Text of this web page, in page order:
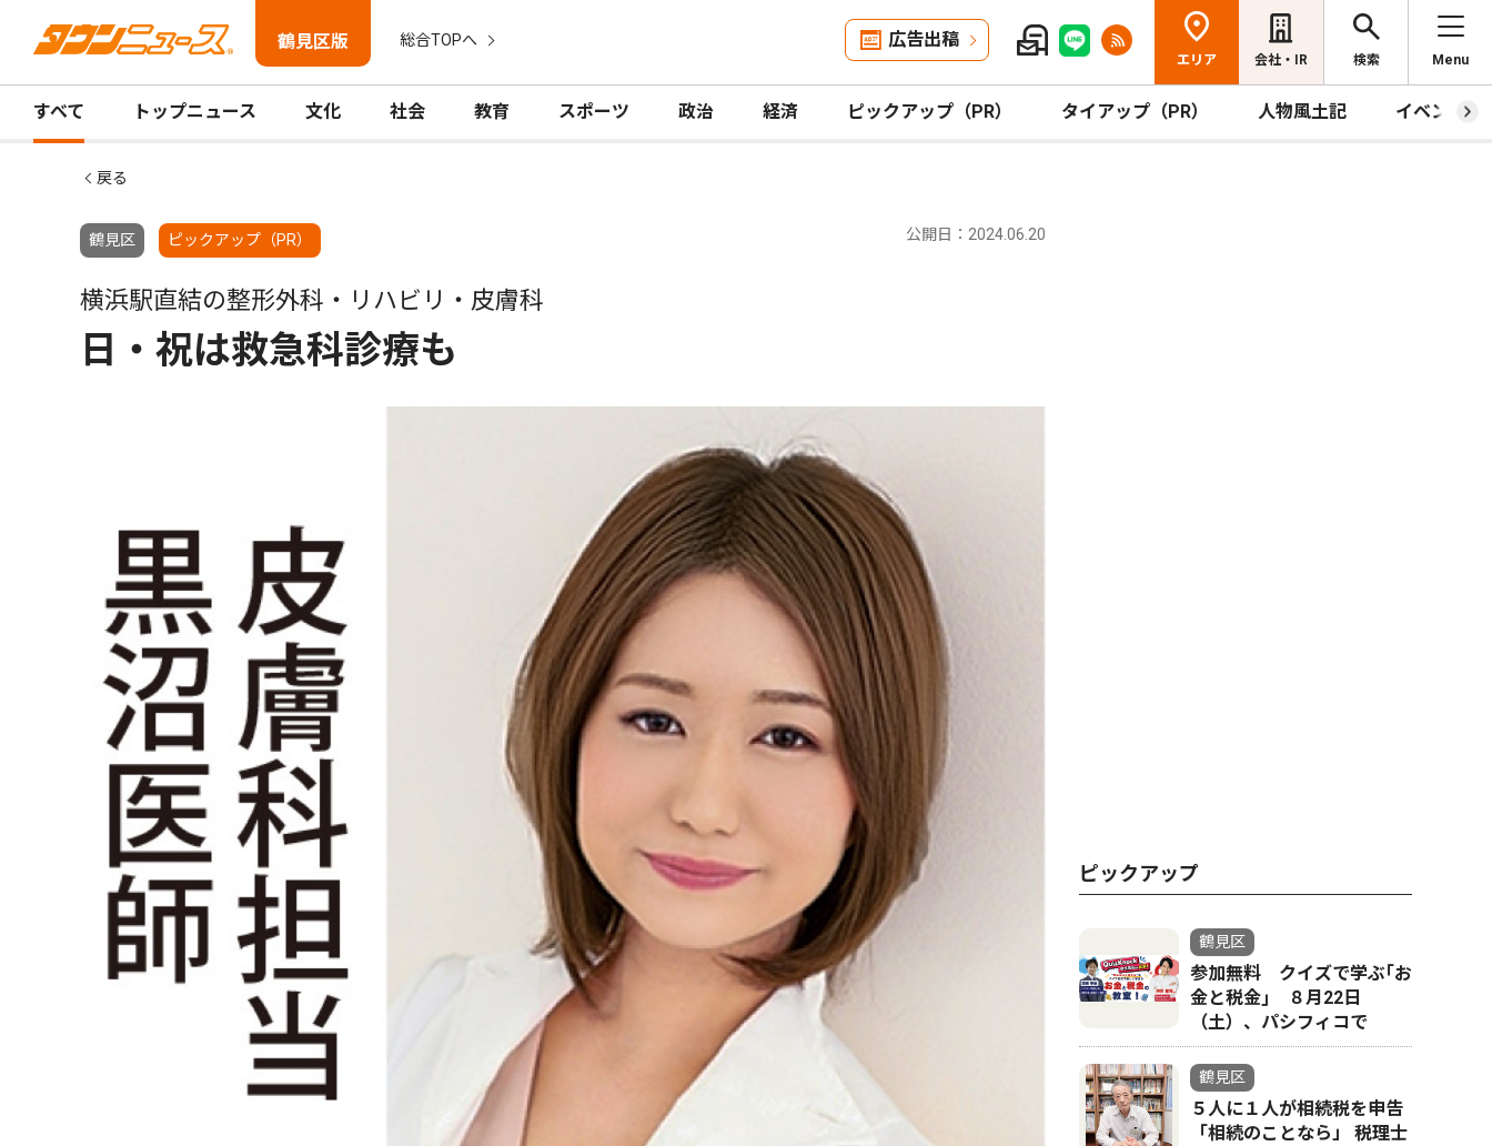
鶴見区版 総合TOPへ 広告出稿
エリア 会社・IR 検索 Menu
すべて トップニュース 文化 社会 教育 スポーツ 政治 経済 ピックアップ（PR） タイアップ（PR） 人物風土記 イベント
戻る
鶴見区 ピックアップ（PR） 公開日：2024.06.20
横浜駅直結の整形外科・リハビリ・皮膚科
日・祝は救急科診療も
ピックアップ
鶴見区
参加無料 クイズで学ぶ｢お
金と税金｣ ８月22日
（土）、パシフィコで
鶴見区
５人に１人が相続税を申告
「相続のことなら」 税理士